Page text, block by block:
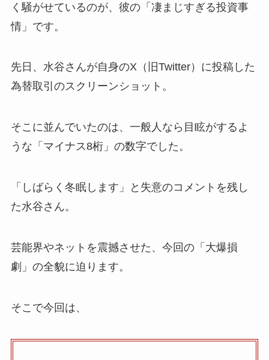
く騒がせているのが、彼の「凄まじすぎる投資事
情」です。
先日、水谷さんが自身のX（旧Twitter）に投稿した
為替取引のスクリーンショット。
そこに並んでいたのは、一般人なら目眩がするよ
うな「マイナス8桁」の数字でした。
「しばらく冬眠します」と失意のコメントを残し
た水谷さん。
芸能界やネットを震撼させた、今回の「大爆損
劇」の全貌に迫ります。
そこで今回は、